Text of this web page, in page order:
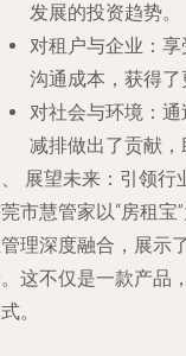
发展的投资趋势。
对租户与企业 ：
沟通成本，获得了
对社会与环境 ：
减排做出了贡献，
展望未来：引领行
市慧管家以“房租
理深度融合，展示
这不仅是一款产品
。